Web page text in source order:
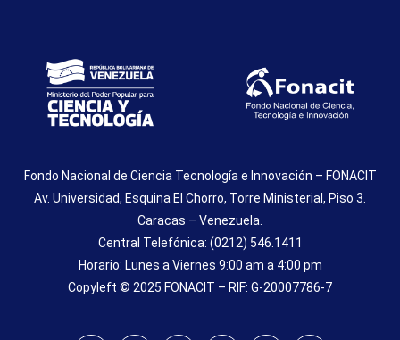
Fondo Nacional de Ciencia Tecnología e Innovación – FONACIT
Av. Universidad, Esquina El Chorro, Torre Ministerial, Piso 3.
Caracas – Venezuela.
Central Telefónica: (0212) 546.1411
Horario: Lunes a Viernes 9:00 am a 4:00 pm
Copyleft © 2025 FONACIT – RIF: G-20007786-7